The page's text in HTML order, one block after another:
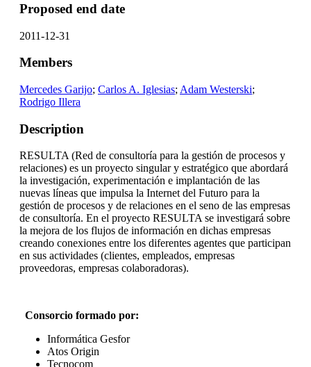
Proposed end date
2011-12-31
Members
Mercedes Garijo; Carlos A. Iglesias; Adam Westerski;
Rodrigo Illera
Description
RESULTA (Red de consultoría para la gestión de procesos y
relaciones) es un proyecto singular y estratégico que abordará
la investigación, experimentación e implantación de las
nuevas líneas que impulsa la Internet del Futuro para la
gestión de procesos y de relaciones en el seno de las empresas
de consultoría. En el proyecto RESULTA se investigará sobre
la mejora de los flujos de información en dichas empresas
creando conexiones entre los diferentes agentes que participan
en sus actividades (clientes, empleados, empresas
proveedoras, empresas colaboradoras).
Consorcio formado por:
Informática Gesfor
Atos Origin
Tecnocom